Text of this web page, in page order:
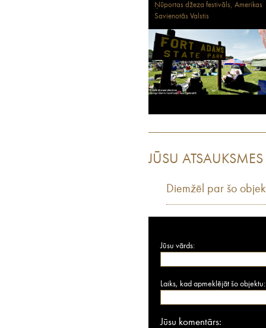
Ņūportas džeza festivāls, Amerikas
Savienotās Valstis
JŪSU ATSAUKSMES
Diemžēl par šo
Jūsu vārds:
Laiks, kad apmeklējāt šo objektu:
Jūsu komentārs: